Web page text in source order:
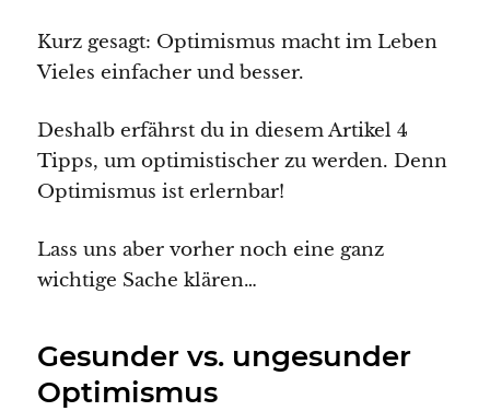
Kurz gesagt: Optimismus macht im Leben
Vieles einfacher und besser.
Deshalb erfährst du in diesem Artikel 4
Tipps, um optimistischer zu werden. Denn
Optimismus ist erlernbar!
Lass uns aber vorher noch eine ganz
wichtige Sache klären…
Gesunder vs. ungesunder
Optimismus